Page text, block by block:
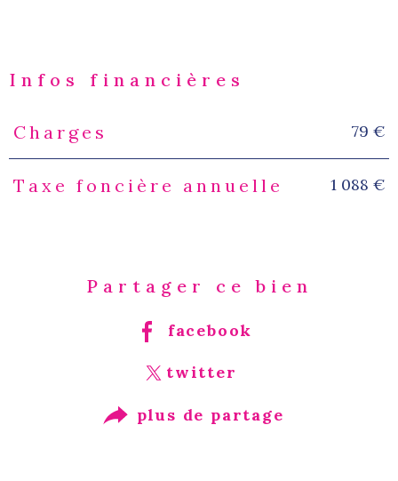
Infos financières
Caractéristiques
Charges 79 €
Taxe foncière annuelle 1 088 €
Partager ce bien
facebook
twitter
plus de partage